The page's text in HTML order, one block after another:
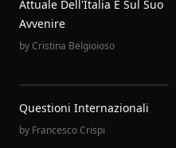
Attuale Dell'Italia E Sul Suo
Avvenire
byCristina Belgioioso
Questioni Internazionali
by Francesco Crispi